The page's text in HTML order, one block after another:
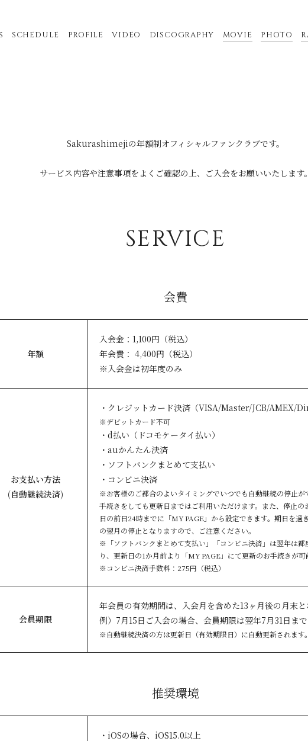
SCHEDULE PROFILE VIDEO DISCOGRAPHY MOVIE PHOTO
Sakurashimejiの年額制オフィシャルファンクラブです。
サービス内容や注意事項をよくご確認の上、ご入会をお願いいたします
SERVICE
会費
年額
入会金：1,100円（税込）
年会費： 4,400円（税込）
※入会金は初年度のみ
お支払い方法
(自動継続決済)
・クレジットカード決済（VISA/Master/JCB/AMEX/
※デビットカード不可
・d払い（ドコモケータイ払い）
・auかんたん決済
・ソフトバンクまとめて支払い
・コンビニ決済
※お客様のご都合のよいタイミングでいつでも自動継続の停止が
手続きをしても更新日まではご利用いただけます。また、停止の
日の前日24時までに「MY PAGE」から設定できます。期日を過
の翌月の停止となりますので、ご注意ください。
※「ソフトバンクまとめて支払い」「コンビニ決済」は翌年は都
り、更新日の1か月前より「MY PAGE」にて更新のお手続きが可
※コンビニ決済手数料：275円（税込）
会員期限
年会員の有効期間は、入会月を含めた13ヶ月後の月末
例）7月15日ご入会の場合、会員期限は翌年7月31日まで
※自動継続決済の方は更新日（有効期限日）に自動更新されます
推奨環境
・iOSの場合、iOS15.0以上